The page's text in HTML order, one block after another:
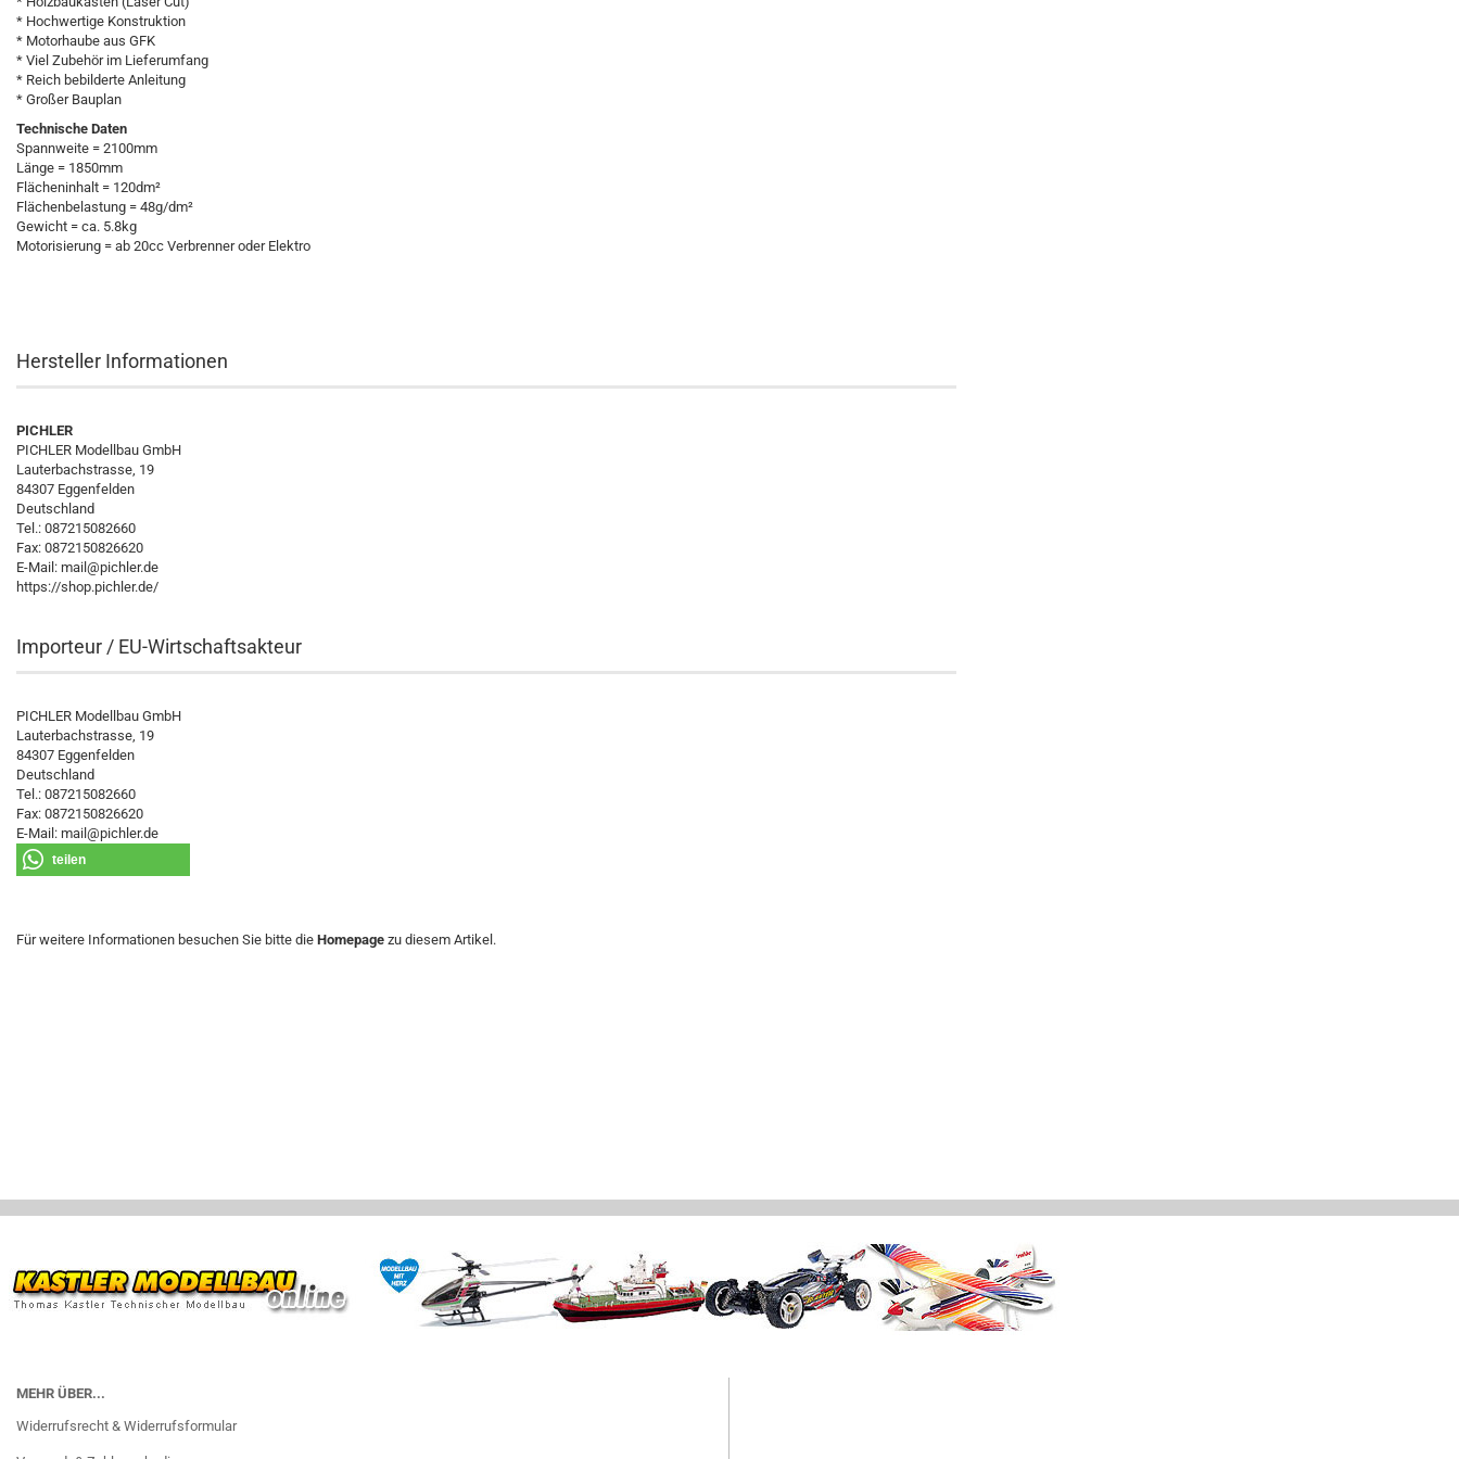
* Hochwertige Konstruktion
* Motorhaube aus GFK
* Viel Zubehör im Lieferumfang
* Reich bebilderte Anleitung
* Großer Bauplan
Technische Daten
Spannweite = 2100mm
Länge = 1850mm
Flächeninhalt = 120dm²
Flächenbelastung = 48g/dm²
Gewicht = ca. 5.8kg
Motorisierung = ab 20cc Verbrenner oder Elektro
Hersteller Informationen
PICHLER
PICHLER Modellbau GmbH
Lauterbachstrasse, 19
84307 Eggenfelden
Deutschland
Tel.: 087215082660
Fax: 0872150826620
E-Mail: mail@pichler.de
https://shop.pichler.de/
Importeur / EU-Wirtschaftsakteur
PICHLER Modellbau GmbH
Lauterbachstrasse, 19
84307 Eggenfelden
Deutschland
Tel.: 087215082660
Fax: 0872150826620
E-Mail: mail@pichler.de
teilen
Für weitere Informationen besuchen Sie bitte die Homepage zu diesem Artikel.
MEHR ÜBER...
Widerrufsrecht & Widerrufsformular